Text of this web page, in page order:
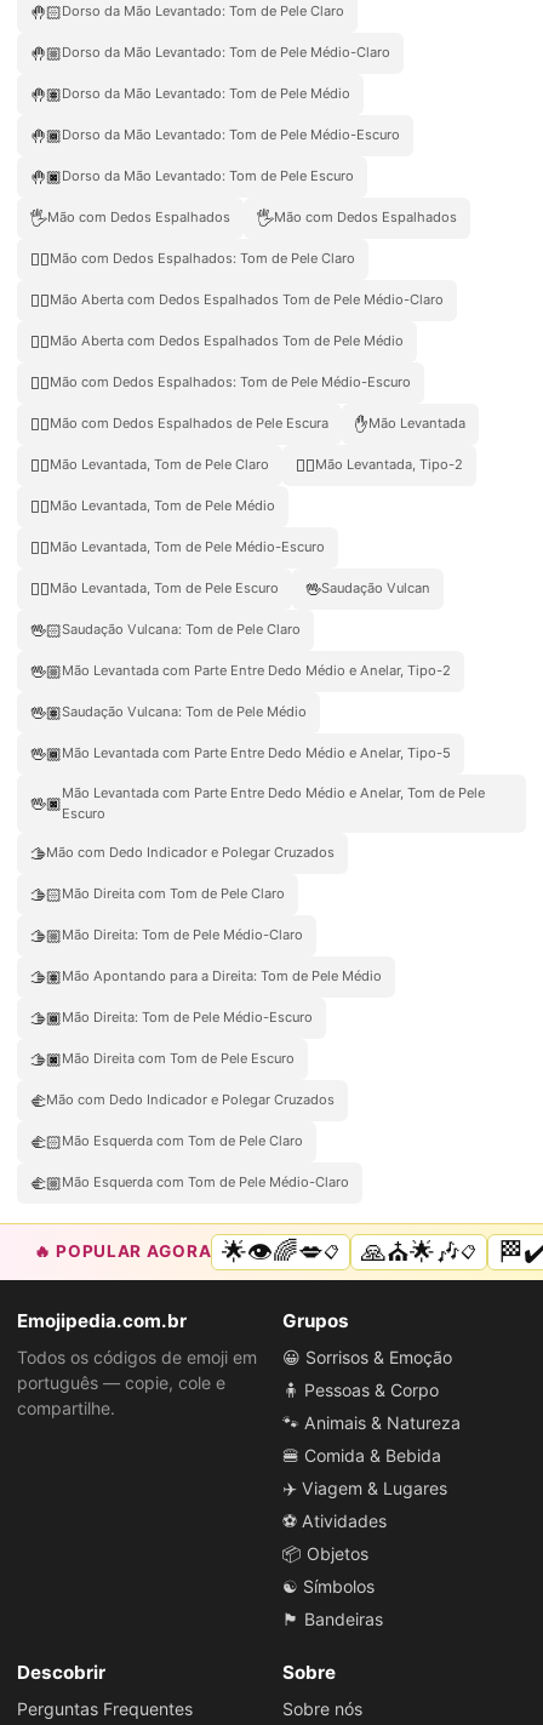
🤚🏻Dorso da Mão Levantado: Tom de Pele Claro
🤚🏼Dorso da Mão Levantado: Tom de Pele Médio-Claro
🤚🏽Dorso da Mão Levantado: Tom de Pele Médio
🤚🏾Dorso da Mão Levantado: Tom de Pele Médio-Escuro
🤚🏿Dorso da Mão Levantado: Tom de Pele Escuro
🖐️Mão com Dedos Espalhados 🖐Mão com Dedos Espalhados
🖐🏻Mão com Dedos Espalhados: Tom de Pele Claro
🖐🏼Mão Aberta com Dedos Espalhados Tom de Pele Médio-Claro
🖐🏽Mão Aberta com Dedos Espalhados Tom de Pele Médio
🖐🏾Mão com Dedos Espalhados: Tom de Pele Médio-Escuro
🖐🏿Mão com Dedos Espalhados de Pele Escura ✋Mão Levantada
✋🏻Mão Levantada, Tom de Pele Claro ✋🏼Mão Levantada, Tipo-2
✋🏽Mão Levantada, Tom de Pele Médio
✋🏾Mão Levantada, Tom de Pele Médio-Escuro
✋🏿Mão Levantada, Tom de Pele Escuro 🖖Saudação Vulcan
🖖🏻Saudação Vulcana: Tom de Pele Claro
🖖🏼Mão Levantada com Parte Entre Dedo Médio e Anelar, Tipo-2
🖖🏽Saudação Vulcana: Tom de Pele Médio
🖖🏾Mão Levantada com Parte Entre Dedo Médio e Anelar, Tipo-5
🖖🏿
Mão Levantada com Parte Entre Dedo Médio e Anelar, Tom de Pele
Escuro
🫱Mão com Dedo Indicador e Polegar Cruzados
🫱🏻Mão Direita com Tom de Pele Claro
🫱🏼Mão Direita: Tom de Pele Médio-Claro
🫱🏽Mão Apontando para a Direita: Tom de Pele Médio
🫱🏾Mão Direita: Tom de Pele Médio-Escuro
🫱🏿Mão Direita com Tom de Pele Escuro
🫲Mão com Dedo Indicador e Polegar Cruzados
🫲🏻Mão Esquerda com Tom de Pele Claro
🫲🏼Mão Esquerda com Tom de Pele Médio-Claro
🔥 POPULAR AGORA 🌟👁️🌈💋📋 🙏⛪🌟🎶📋
Emojipedia.com.br
Todos os códigos de emoji em
português — copie, cole e
compartilhe.
Grupos
😀 Sorrisos & Emoção
🧍 Pessoas & Corpo
🐾 Animais & Natureza
🍔 Comida & Bebida
✈️ Viagem & Lugares
⚽ Atividades
📦 Objetos
☯️ Símbolos
🏴 Bandeiras
Descobrir
Perguntas Frequentes
Sobre
Sobre nós